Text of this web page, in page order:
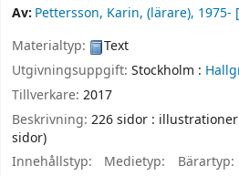
Av: Pettersson, Karin, (lärare), 1975-
Materialtyp:
Text
Utgivningsuppgift: Stockholm :
Tillverkare: 2017
Beskrivning: 226 sidor :
sidor)
Innehållstyp:
Medietyp:
Bärartyp: